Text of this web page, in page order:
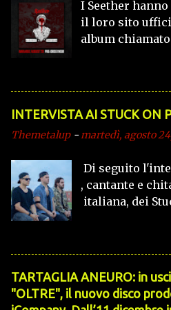
I Seether
il loro sito
album
Fantasy
tracce.
euforia e
INTERVISTA AI STUCK ON
Themetalup -martedì, agosto
Di seguito
, cantante e
italiana, dei
alternative
anni 90'.
parlami della
Carmelo, la mia
On Planet
TARTAGLIA ANEURO: in
"OLTRE", il nuovo disco